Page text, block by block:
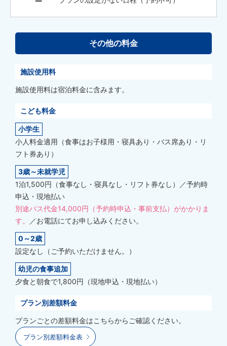
その他の料金
施設使用料
施設使用料は宿泊料金に含みます。
こども料金
小学生
小人料金適用（食事はお子様用・寝具あり・バス席あり・リ
フト券あり）
3歳～未就学児
1泊1,500円（食事なし・寝具なし・リフト券なし）／予約時
申込・現地払い
別途バス代金14,000円（予約時申込・事前支払）がかかりま
す。
／お電話にてお申し込みください。
0～2歳
設定なし（ご予約いただけません。）
幼児の食事追加
夕食と朝食で1,800円（現地申込・現地払い）
プラン別差額料金
プランごとの差額料金はこちらからご確認ください。
プラン別差額料金表